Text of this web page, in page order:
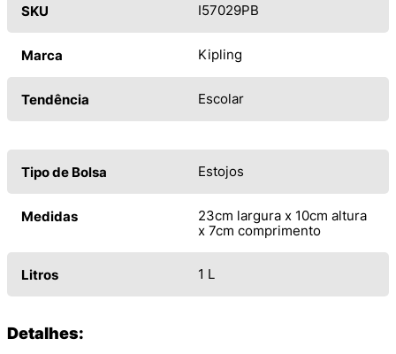
SKU I57029PB
Marca Kipling
Tendência Escolar
Tipo de Bolsa Estojos
Medidas
23cm largura x 10cm altura
x 7cm comprimento
Litros 1 L
Detalhes: